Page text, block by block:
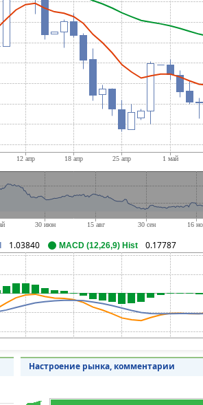
1.03840 MACD (12,26,9) Hist 0.17787
Настроение рынка, комментарии